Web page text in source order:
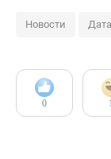
Новости
0